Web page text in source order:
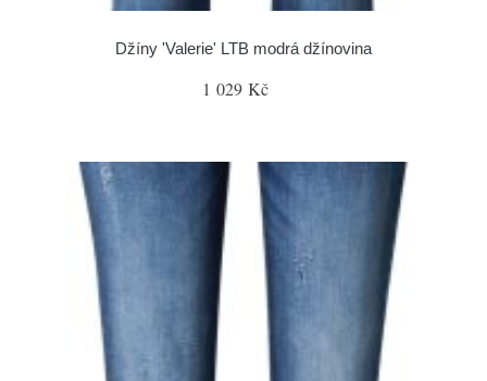
Džíny 'Valerie' LTB modrá džínovina
1 029 Kč